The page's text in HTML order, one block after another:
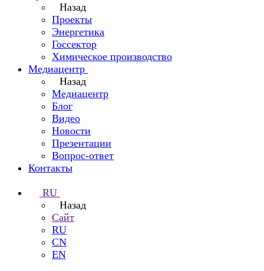
Назад
Проекты
Энергетика
Госсектор
Химическое производство
Медиацентр
Назад
Медиацентр
Блог
Видео
Новости
Презентации
Вопрос-ответ
Контакты
RU
Назад
Сайт
RU
CN
EN